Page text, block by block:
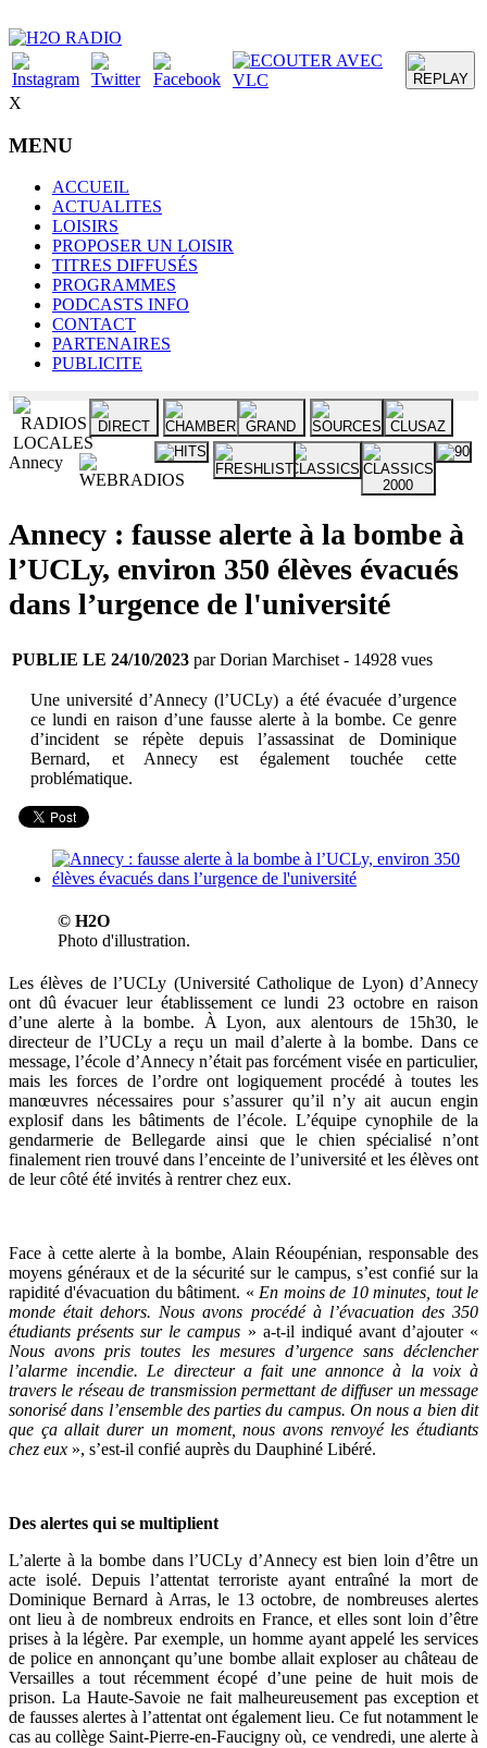
X
MENU
ACCUEIL
ACTUALITES
LOISIRS
PROPOSER UN LOISIR
TITRES DIFFUSÉS
PROGRAMMES
PODCASTS INFO
CONTACT
PARTENAIRES
PUBLICITE
Annecy
Annecy : fausse alerte à la bombe à
l’UCLy, environ 350 élèves évacués
dans l’urgence de l'université
PUBLIE LE 24/10/2023 par Dorian Marchiset - 14928 vues
Une université d’Annecy (l’UCLy) a été évacuée d’urgence
ce lundi en raison d’une fausse alerte à la bombe. Ce genre
d’incident se répète depuis l’assassinat de Dominique
Bernard, et Annecy est également touchée cette
problématique.
© H2O
Photo d'illustration.
Les élèves de l’UCLy (Université Catholique de Lyon) d’Annecy
ont dû évacuer leur établissement ce lundi 23 octobre en raison
d’une alerte à la bombe. À Lyon, aux alentours de 15h30, le
directeur de l’UCLy a reçu un mail d’alerte à la bombe. Dans ce
message, l’école d’Annecy n’était pas forcément visée en particulier,
mais les forces de l’ordre ont logiquement procédé à toutes les
manœuvres nécessaires pour s’assurer qu’il n’y ait aucun engin
explosif dans les bâtiments de l’école. L’équipe cynophile de la
gendarmerie de Bellegarde ainsi que le chien spécialisé n’ont
finalement rien trouvé dans l’enceinte de l’université et les élèves ont
de leur côté été invités à rentrer chez eux.
Face à cette alerte à la bombe, Alain Réoupénian, responsable des
moyens généraux et de la sécurité sur le campus, s’est confié sur la
rapidité d'évacuation du bâtiment. « En moins de 10 minutes, tout le
monde était dehors. Nous avons procédé à l’évacuation des 350
étudiants présents sur le campus » a-t-il indiqué avant d’ajouter «
Nous avons pris toutes les mesures d’urgence sans déclencher
l’alarme incendie. Le directeur a fait une annonce à la voix à
travers le réseau de transmission permettant de diffuser un message
sonorisé dans l’ensemble des parties du campus. On nous a bien dit
que ça allait durer un moment, nous avons renvoyé les étudiants
chez eux », s’est-il confié auprès du Dauphiné Libéré.
Des alertes qui se multiplient
L’alerte à la bombe dans l’UCLy d’Annecy est bien loin d’être un
acte isolé. Depuis l’attentat terroriste ayant entraîné la mort de
Dominique Bernard à Arras, le 13 octobre, de nombreuses alertes
ont lieu à de nombreux endroits en France, et elles sont loin d’être
prises à la légère. Par exemple, un homme ayant appelé les services
de police en annonçant qu’une bombe allait exploser au château de
Versailles a tout récemment écopé d’une peine de huit mois de
prison. La Haute-Savoie ne fait malheureusement pas exception et
de fausses alertes à l’attentat ont également lieu. Ce fut notamment le
cas au collège Saint-Pierre-en-Faucigny où, ce vendredi, une alerte à